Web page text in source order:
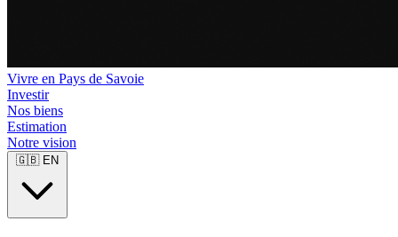
Vivre en Pays de Savoie
Investir
Nos biens
Estimation
Notre vision
🇬🇧 EN